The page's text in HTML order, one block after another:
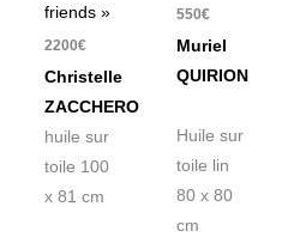
friends »
2200€
Christelle
ZACCHERO
huile sur
toile 100
x 81 cm
550€
Muriel
QUIRION
Huile sur
toile lin
80 x 80
cm